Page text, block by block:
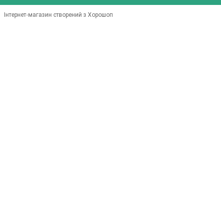
Інтернет-магазин створений з Хорошоп